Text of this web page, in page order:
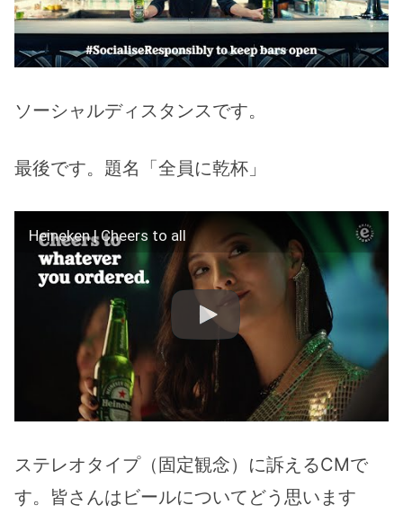
ソーシャルディスタンスです。
最後です。題名「全員に乾杯」
Heineken | Cheers to all
ステレオタイプ（固定観念）に訴えるCMで
す。皆さんはビールについてどう思います